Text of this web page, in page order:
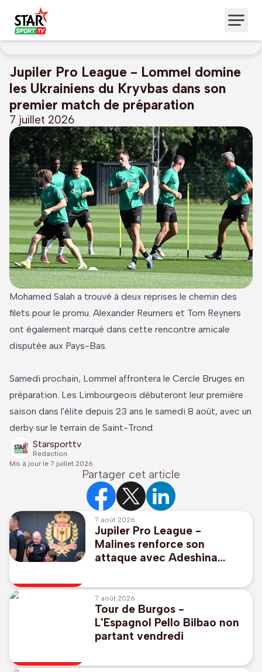
Jupiler Pro League - Lommel domine
les Ukrainiens du Kryvbas dans son
premier match de préparation
7 juillet 2026
Mohamed Salah a trouvé à deux reprises le chemin des
filets pour le promu. Alexander Reumers et Tom Reyners
ont également marqué dans cette rencontre amicale
disputée aux Pays-Bas.
Samedi prochain, Lommel affrontera le Cercle Bruges en
préparation. Les Limbourgeois débuteront leur première
saison dans l'élite depuis 23 ans le samedi 8 août, avec un
derby sur le terrain de Saint-Trond.
Starsporttv
Redaction
Mis à jour le 7 juillet 2026
Partager cet article
7 août 2026
Jupiler Pro League -
Malines renforce son
attaque avec Adeshina
7 août 2026
Tour de Burgos -
L'Espagnol Pello Bilbao non
partant vendredi